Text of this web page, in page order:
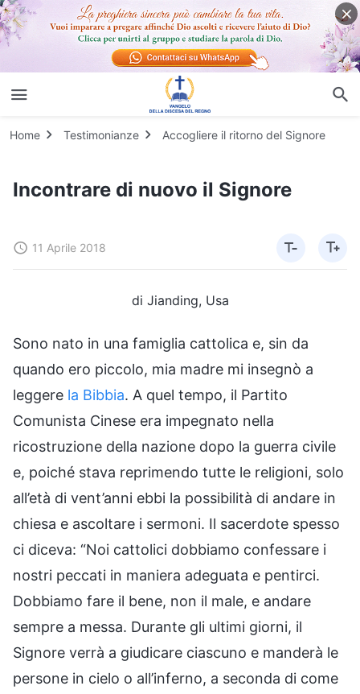
Home Testimonianze Accogliere il ritorno del Signore
Incontrare di nuovo il Signore
11 Aprile 2018
di Jianding, Usa
Sono nato in una famiglia cattolica e, sin da
quando ero piccolo, mia madre mi insegnò a
leggere la Bibbia. A quel tempo, il Partito
Comunista Cinese era impegnato nella
ricostruzione della nazione dopo la guerra civile
e, poiché stava reprimendo tutte le religioni, solo
all’età di vent’anni ebbi la possibilità di andare in
chiesa e ascoltare i sermoni. Il sacerdote spesso
ci diceva: “Noi cattolici dobbiamo confessare i
nostri peccati in maniera adeguata e pentirci.
Dobbiamo fare il bene, non il male, e andare
sempre a messa. Durante gli ultimi giorni, il
Signore verrà a giudicare ciascuno e manderà le
persone in cielo o all’inferno, a seconda di come